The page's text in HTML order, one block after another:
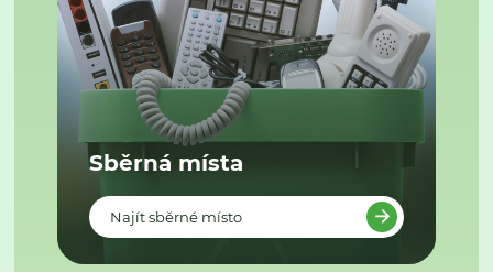
Sběrná místa
Najít sběrné místo